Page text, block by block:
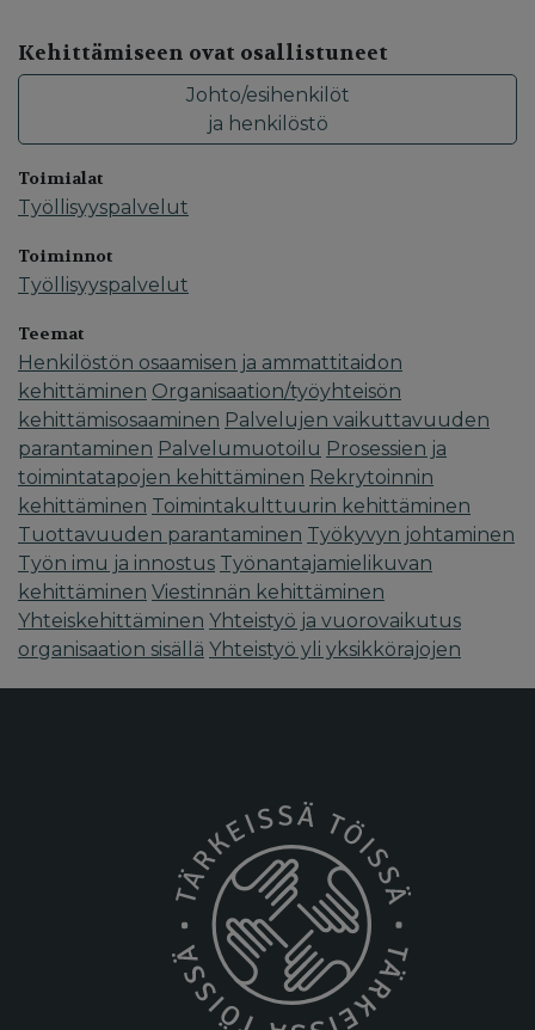
Kehittämiseen ovat osallistuneet
Johto/esihenkilöt
ja henkilöstö
Toimialat
Työllisyyspalvelut
Toiminnot
Työllisyyspalvelut
Teemat
Henkilöstön osaamisen ja ammattitaidon
kehittäminen Organisaation/työyhteisön
kehittämisosaaminen Palvelujen vaikuttavuuden
parantaminen Palvelumuotoilu Prosessien ja
toimintatapojen kehittäminen Rekrytoinnin
kehittäminen Toimintakulttuurin kehittäminen
Tuottavuuden parantaminen Työkyvyn johtaminen
Työn imu ja innostus Työnantajamielikuvan
kehittäminen Viestinnän kehittäminen
Yhteiskehittäminen Yhteistyö ja vuorovaikutus
organisaation sisällä Yhteistyö yli yksikkörajojen